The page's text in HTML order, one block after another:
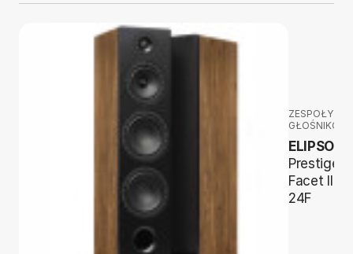
ZESPOŁY
ELIPSON
Prestige
Facet II
24F